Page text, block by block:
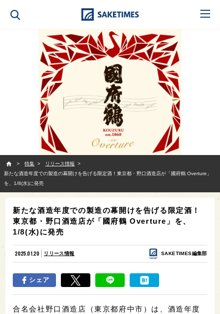
特集
リリース情報
新たな酒造年度での製造の幕開けを告げる限定酒！東京都・野口酒造店が「國府鶴 Overture」
を、1/8(水)に発売
新たな酒造年度での製造の幕開けを告げる限定酒！
東京都・野口酒造店が「國府鶴 Overture」を、
1/8(水)に発売
2025.01.20 リリース情報 SAKETIMES編集部
シェア
合名会社野口酒造店（東京都府中市）は、酒造年度